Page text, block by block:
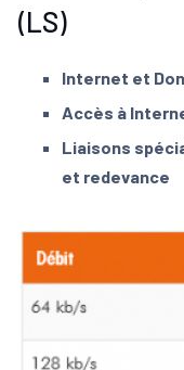
(LS)
Internet et
Accès à
Liaisons
et redevance